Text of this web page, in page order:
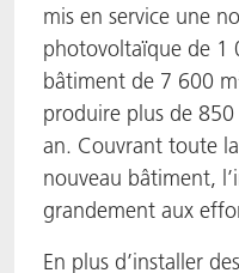
mis en service une
photovoltaïque de 1
bâtiment de 7 600
produire plus de
an. Couvrant toute
nouveau bâtiment,
grandement aux
En plus d’installer